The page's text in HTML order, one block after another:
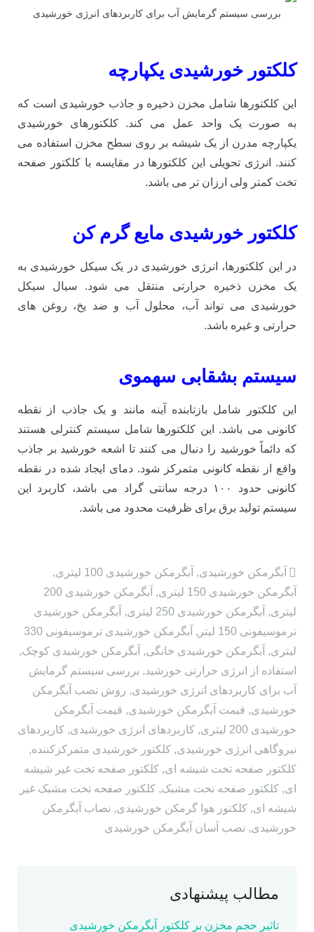
بررسی سیستم گرمایش آب برای کاربردهای انرژی خورشیدی
کلکتور خورشیدی یکپارچه
این کلکتورها شامل مخزن ذخیره و جاذب خورشیدی است که
به صورت یک واحد عمل می کند. کلکتورهای خورشیدی
یکپارچه مدرن از یک شیشه بر روی سطح مخزن استفاده می
کنند. انرژی تحویلی این کلکتورها در مقایسه با کلکتور صفحه
تخت کمتر ولی ارزان تر می باشد.
کلکتور خورشیدی مایع گرم کن
در این کلکتورها، انرژی خورشیدی در یک سیکل خورشیدی به
یک مخزن ذخیره حرارتی منتقل می شود. سیال سیکل
خورشیدی می تواند آب، محلول آب و ضد یخ، روغن های
حرارتی و غیره باشد.
سیستم بشقابی سهموی
این کلکتور شامل بازتابنده آینه مانند و یک جاذب از نقطه
کانونی می باشد. این کلکتورها شامل سیستم کنترلی هستند
که دائماً خورشید را دنبال می کنند تا اشعه خورشید بر جاذب
واقع از نقطه کانونی متمرکز شود. دمای ایجاد شده در نقطه
کانونی حدود ۱۰۰ درجه سانتی گراد می باشد، کاربرد این
سیستم تولید برق برای ظرفیت محدود می باشد.
آبگرمکن خورشیدی, آبگرمکن خورشیدی 100 لیتری
,
آبگرمکن خورشیدی 150 لیتری
,
آبگرمکن خورشیدی 200
لیتری, آبگرمکن خورشیدی 250 لیتری , آبگرمکن خورشیدی
ترموسیفونی 150 لیتر
,
آبگرمکن خورشیدی ترموسیفونی 330
لیتری, آبگرمکن خورشیدی خانگی, آبگرمکن خورشیدی کوچک,
استفاده از انرژی حرارتی خورشید, بررسی سیستم گرمایش
آب برای کاربردهای انرژی خورشیدی, روش نصب آبگرمکن
خورشیدی, قیمت آبگرمکن خورشیدی, قیمت آبگرمکن
خورشیدی 200 لیتری
, کاربردهای انرژی خورشیدی, کاربردهای
نیروگاهی انرژی خورشیدی, کلکتور خورشیدی متمرکزکننده,
کلکتور صفحه تخت شیشه ای, کلکتور صفحه تخت غیر شیشه
ای, کلکتور صفحه تخت مشبک, کلکتور صفحه تخت مشبک غیر
شیشه ای, کلکتور هوا گرمکن خورشیدی, نصاب آبگرمکن
خورشیدی, نصب آسان آبگرمکن خورشیدی
مطالب پیشنهادی
تاثیر حجم مخزن بر کلکتور آبگرمکن خورشیدی